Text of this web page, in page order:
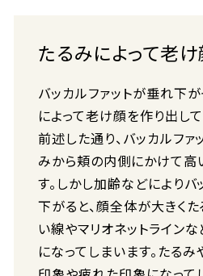
たるみによって老
バッカルファットが垂れ下が
によって老け顔を作り出して
前述した通り、バッカルフ
みから頬の内側にかけて高
す。しかし加齢などによりバ
下がると、顔全体が大きく
い線やマリオネットライン
になってしまいます。たるみ